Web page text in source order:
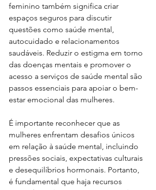
feminino também significa criar
espaços seguros para discutir
questões como saúde mental,
autocuidado e relacionamentos
saudáveis. Reduzir o estigma em torno
das doenças mentais e promover o
acesso a serviços de saúde mental são
passos essenciais para apoiar o bem-
estar emocional das mulheres.
É importante reconhecer que as
mulheres enfrentam desafios únicos
em relação à saúde mental, incluindo
pressões sociais, expectativas culturais
e desequilíbrios hormonais. Portanto,
é fundamental que haja recursos